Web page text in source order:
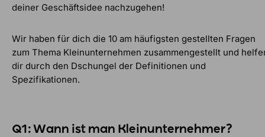
deiner Geschäftsidee nachzugehen!
Wir haben für dich die 10 am häufigsten gestellten Fragen
zum Thema Kleinunternehmen zusammengestellt und
dir durch den Dschungel der Definitionen und
Spezifikationen.
Q1: Wann ist man Kleinunternehmer?